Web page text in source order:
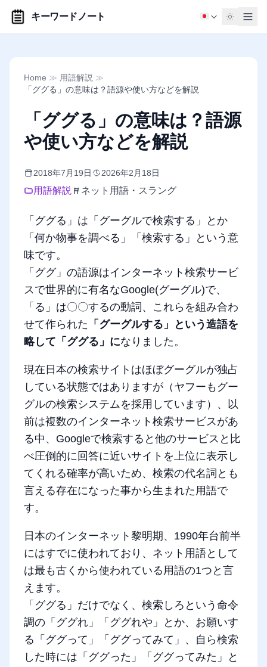
キーワードノート
Home ≫ 用語解説 ≫
「ググる」の意味は？語源や使い方などを解説
「ググる」の意味は？語源
や使い方などを解説
2018年7月19日 2026年2月18日
用語解説 ネット用語・スラング
「ググる」は「グーグルで検索する」とか
「何か物事を調べる」「検索する」という意
味です。
「ググ」の語源はインターネット検索サービ
スで世界的に有名なGoogle(グーグル)で、
「る」は〇〇するの動詞、これらを組み合わ
せて作られた 「グーグルする」という造語を
略して「ググる」になりました。
現在日本の検索サイトはほぼグーグルが独占
している状態ではありますが（ヤフーもグー
グルの検索システムを採用しています）、以
前は複数のインターネット検索サービスがあ
る中、Googleで検索すると他のサービスと比
べ圧倒的に回答に近いサイトを上位に表示し
てくれる確率が高いため、検索の代名詞とも
言える存在になった事から生まれた用語で
す。
日本のインターネット黎明期、1990年台前半
にはすでに使われており、ネット用語として
は最も古くから使われている用語の1つと言
えます。
「ググる」だけでなく、検索しろという命令
調の「ググれ」「ググれや」とか、お願いす
る「ググって」「ググってみて」、自ら検索
した時には「ググった」「ググってみた」と